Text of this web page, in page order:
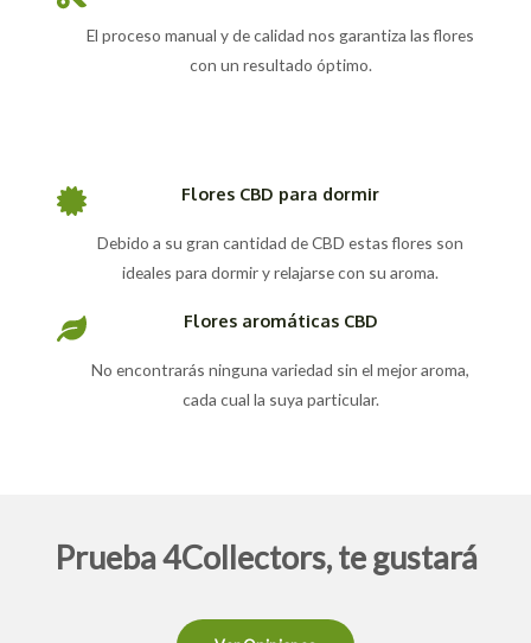
El proceso manual y de calidad nos garantiza las flores
con un resultado óptimo.
Flores CBD para dormir
Debido a su gran cantidad de CBD estas flores son
ideales para dormir y relajarse con su aroma.
Flores aromáticas CBD
No encontrarás ninguna variedad sin el mejor aroma,
cada cual la suya particular.
Prueba 4Collectors, te gustará